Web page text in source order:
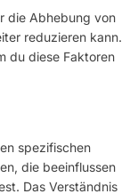
die Abhebung von
reduzieren kann.
du diese Faktoren
spezifischen
die beeinflussen
Das Verständnis